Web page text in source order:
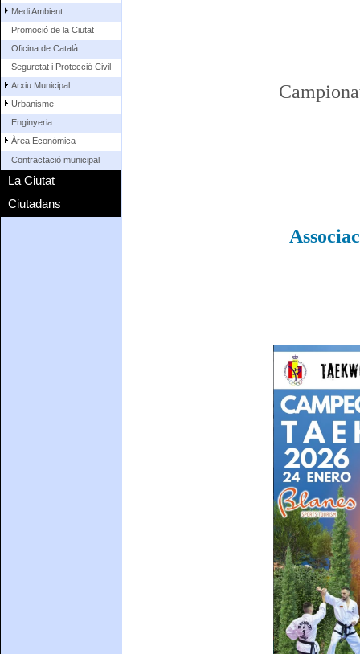
Medi Ambient
Promoció de la Ciutat
Oficina de Català
Seguretat i Protecció Civil
Arxiu Municipal
Urbanisme
Enginyeria
Àrea Econòmica
Contractació municipal
La Ciutat
Ciutadans